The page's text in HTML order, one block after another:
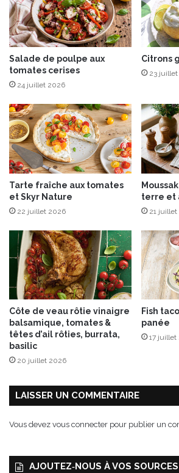
u
c
i
s
s
e
s
u
m
é
e
s
n
f
i
t
s
e
t
u
x
d
e
u
x
c
h
o
s
Salade de poulpe aux
tomates cerises
24 juillet 2026
Citrons
23
Tarte fraîche aux tomates
et Skyr Nature
22 juillet 2026
terre et
21
Côte de veau rôtie vinaigre
balsamique, tomates &
têtes d’ail rôties, burrata,
basilic
20 juillet 2026
Fish
panée
17 juillet
LAISSER UN COMMENTAIRE
Vous devez vous connecter pour publier un
AJOUTEZ‑NOUS À VOS SOURCES